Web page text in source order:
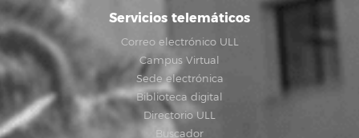
Servicios telemáticos
Correo electrónico ULL
Campus Virtual
Sede electrónica
Biblioteca digital
Directorio ULL
Buscador